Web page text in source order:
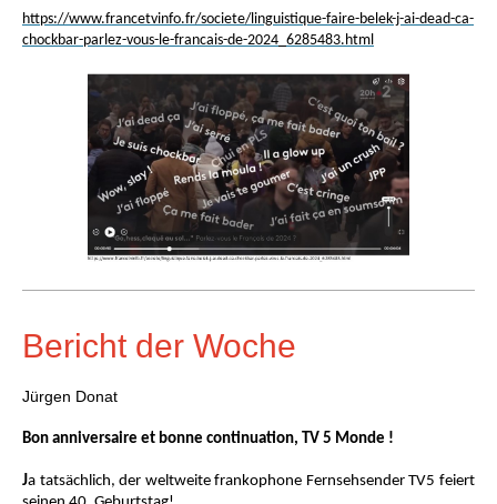
https://www.francetvinfo.fr/societe/linguistique-faire-belek-j-ai-dead-ca-
chockbar-parlez-vous-le-francais-de-2024_6285483.html
Bericht der Woche
Jürgen Donat
Bon anniversaire et bonne continuation, TV 5 Monde !
Ja tatsächlich, der weltweite frankophone Fernsehsender TV5 feiert